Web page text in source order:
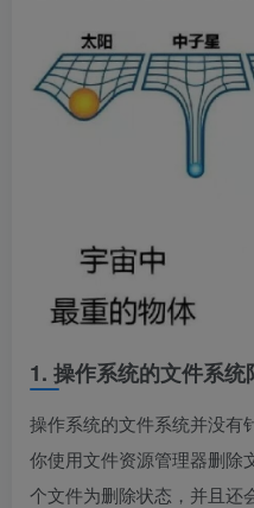
1. 操作系统的文件系统
操作系统的文件系统并没有
你使用文件资源管理器删除
个文件为删除状态，并且还